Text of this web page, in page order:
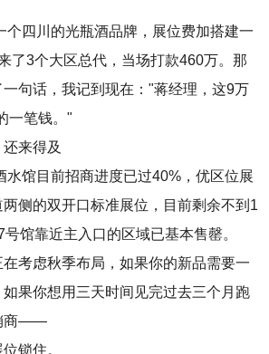
个四川的光瓶酒品牌，展位费加搭建一
了3个大区总代，当场打款460万。那
句话，我记到现在："蒋经理，这9万
一笔钱。"
来得及
水馆目前招商进度已过40%，优区位展
侧的双开口标准展位，目前剩余不到1
馆靠近主入口的区域已基本售罄。
考虑秋季布局，如果你的新品需要一
果你想用三天时间见完过去三个月跑
商——
锁住。